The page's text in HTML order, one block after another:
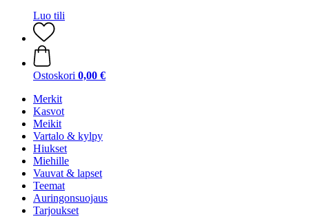
Luo tili
Ostoskori 0,00 €
Merkit
Kasvot
Meikit
Vartalo & kylpy
Hiukset
Miehille
Vauvat & lapset
Teemat
Auringonsuojaus
Tarjoukset